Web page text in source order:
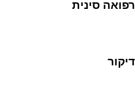
רפואה סינית
דיקור